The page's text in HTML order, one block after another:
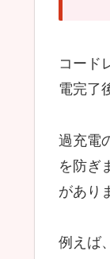
コード
電完了
過充電
を防ぎ
があり
例えば